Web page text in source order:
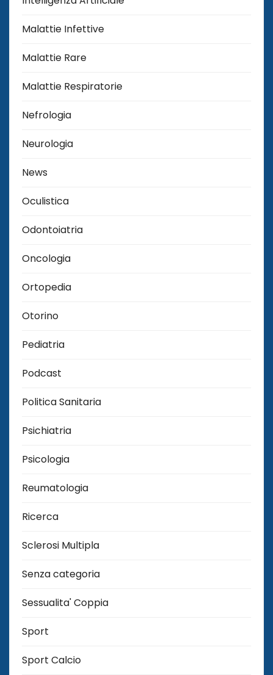
Malattie Infettive
Malattie Rare
Malattie Respiratorie
Nefrologia
Neurologia
News
Oculistica
Odontoiatria
Oncologia
Ortopedia
Otorino
Pediatria
Podcast
Politica Sanitaria
Psichiatria
Psicologia
Reumatologia
Ricerca
Sclerosi Multipla
Senza categoria
Sessualita' Coppia
Sport
Sport Calcio